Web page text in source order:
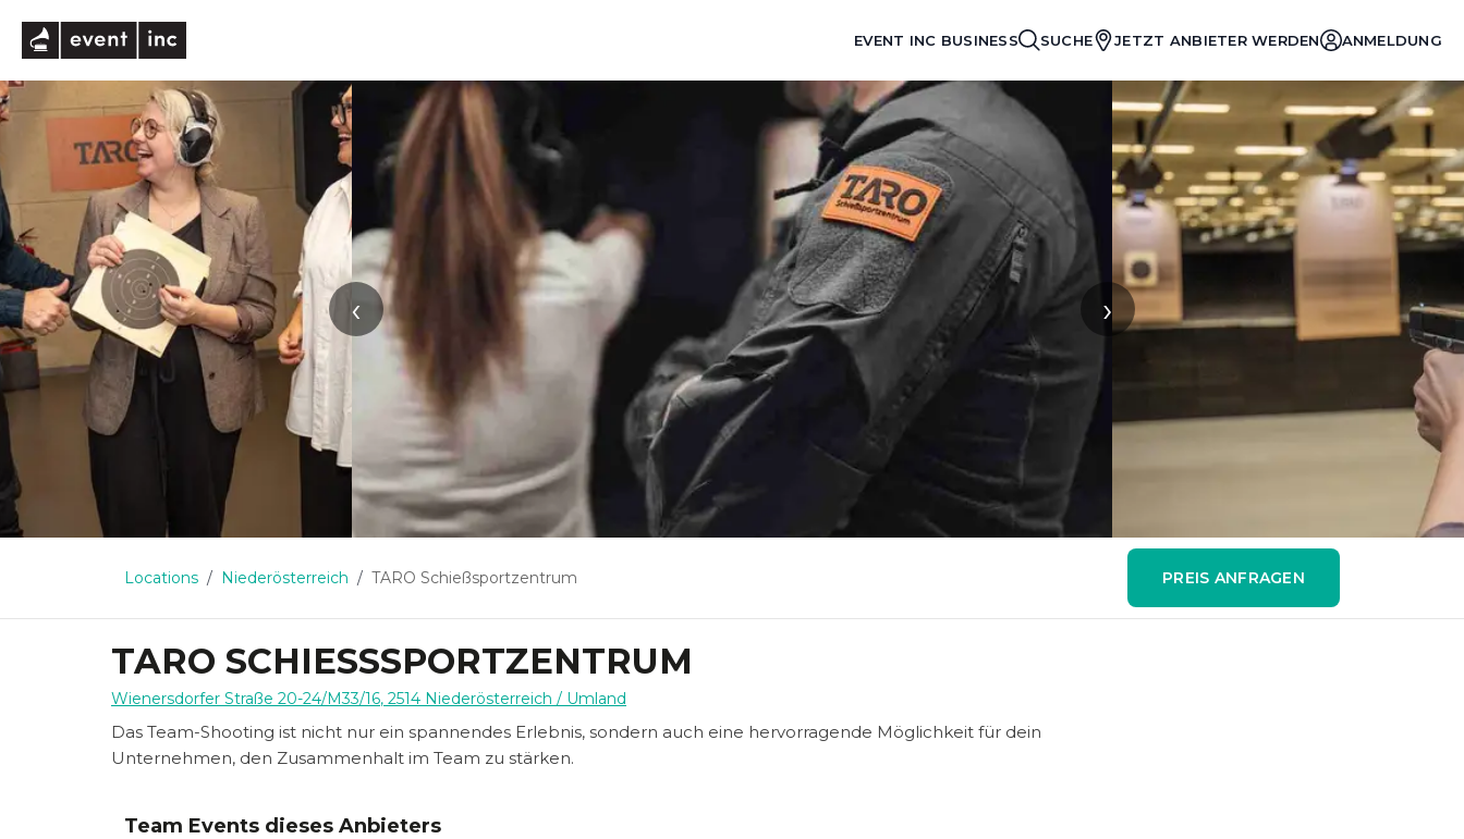
EVENT INC BUSINESS SUCHE JETZT ANBIETER WERDEN ANMELDUNG
‹ ›
Locations Niederösterreich TARO Schießsportzentrum PREIS ANFRAGEN
TARO SCHIESSSPORTZENTRUM
Wienersdorfer Straße 20-24/M33/16, 2514 Niederösterreich / Umland
Das Team-Shooting ist nicht nur ein spannendes Erlebnis, sondern auch eine hervorragende Möglichkeit für dein
Unternehmen, den Zusammenhalt im Team zu stärken.
Team Events dieses Anbieters